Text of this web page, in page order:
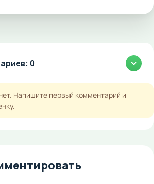
0
Напишите первый комментарий и